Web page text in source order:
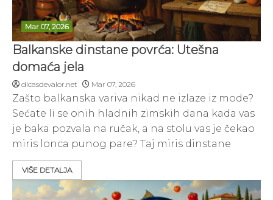
Mar 07, 2026
Balkanske dinstane povrća: Utešna
domaća jela
dicasdevalor.net Mar 07, 2026
Zašto balkanska variva nikad ne izlaze iz mode?
Sećate li se onih hladnih zimskih dana kada vas
je baka pozvala na ručak, a na stolu vas je čekao
miris lonca punog pare? Taj miris dinstane
VIŠE DETALJA